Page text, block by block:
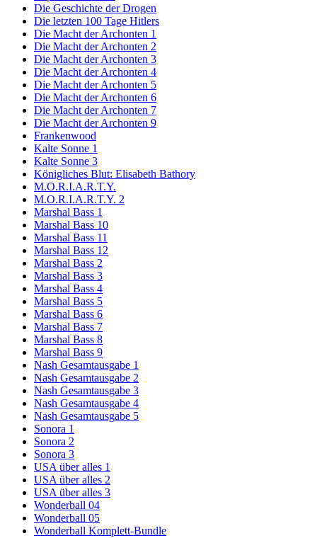
Die Geschichte der Drogen
Die letzten 100 Tage Hitlers
Die Macht der Archonten 1
Die Macht der Archonten 2
Die Macht der Archonten 3
Die Macht der Archonten 4
Die Macht der Archonten 5
Die Macht der Archonten 6
Die Macht der Archonten 7
Die Macht der Archonten 9
Frankenwood
Kalte Sonne 1
Kalte Sonne 3
Königliches Blut: Elisabeth Bathory
M.O.R.I.A.R.T.Y.
M.O.R.I.A.R.T.Y. 2
Marshal Bass 1
Marshal Bass 10
Marshal Bass 11
Marshal Bass 12
Marshal Bass 2
Marshal Bass 3
Marshal Bass 4
Marshal Bass 5
Marshal Bass 6
Marshal Bass 7
Marshal Bass 8
Marshal Bass 9
Nash Gesamtausgabe 1
Nash Gesamtausgabe 2
Nash Gesamtausgabe 3
Nash Gesamtausgabe 4
Nash Gesamtausgabe 5
Sonora 1
Sonora 2
Sonora 3
USA über alles 1
USA über alles 2
USA über alles 3
Wonderball 04
Wonderball 05
Wonderball Komplett-Bundle